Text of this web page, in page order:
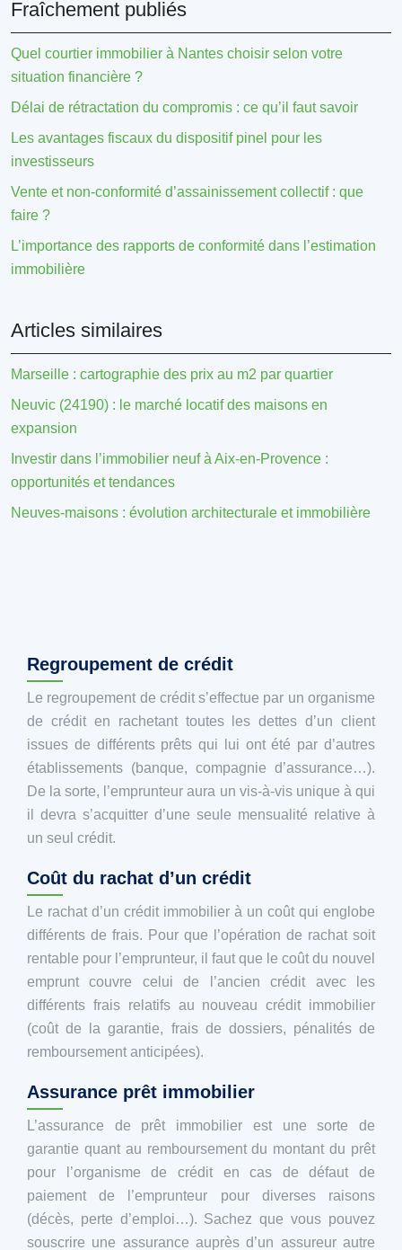
Fraîchement publiés
Quel courtier immobilier à Nantes choisir selon votre
situation financière ?
Délai de rétractation du compromis : ce qu’il faut savoir
Les avantages fiscaux du dispositif pinel pour les
investisseurs
Vente et non-conformité d’assainissement collectif : que
faire ?
L’importance des rapports de conformité dans l’estimation
immobilière
Articles similaires
Marseille : cartographie des prix au m2 par quartier
Neuvic (24190) : le marché locatif des maisons en
expansion
Investir dans l’immobilier neuf à Aix-en-Provence :
opportunités et tendances
Neuves-maisons : évolution architecturale et immobilière
Regroupement de crédit
Le regroupement de crédit s’effectue par un organisme
de crédit en rachetant toutes les dettes d’un client
issues de différents prêts qui lui ont été par d’autres
établissements (banque, compagnie d’assurance…).
De la sorte, l’emprunteur aura un vis-à-vis unique à qui
il devra s’acquitter d’une seule mensualité relative à
un seul crédit.
Coût du rachat d’un crédit
Le rachat d’un crédit immobilier à un coût qui englobe
différents de frais. Pour que l’opération de rachat soit
rentable pour l’emprunteur, il faut que le coût du nouvel
emprunt couvre celui de l’ancien crédit avec les
différents frais relatifs au nouveau crédit immobilier
(coût de la garantie, frais de dossiers, pénalités de
remboursement anticipées).
Assurance prêt immobilier
L’assurance de prêt immobilier est une sorte de
garantie quant au remboursement du montant du prêt
pour l’organisme de crédit en cas de défaut de
paiement de l’emprunteur pour diverses raisons
(décès, perte d’emploi…). Sachez que vous pouvez
souscrire une assurance auprès d’un assureur autre